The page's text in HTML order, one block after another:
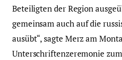
Beteiligten der Region
gemeinsam auch auf die
ausübt“, sagte Merz am
Unterschriftenzeremonie